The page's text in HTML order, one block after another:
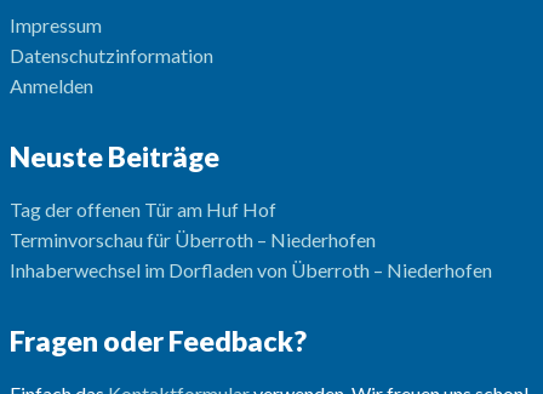
Impressum
Datenschutzinformation
Anmelden
Neuste Beiträge
Tag der offenen Tür am Huf Hof
Terminvorschau für Überroth – Niederhofen
Inhaberwechsel im Dorfladen von Überroth – Niederhofen
Fragen oder Feedback?